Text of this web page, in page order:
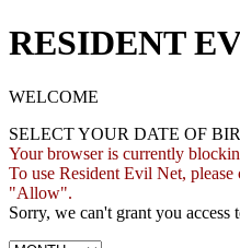
RESIDENT
WELCOME
SELECT YOUR DATE OF
Your browser is currently
To use Resident Evil Net,
"Allow".
Sorry, we can't grant you access